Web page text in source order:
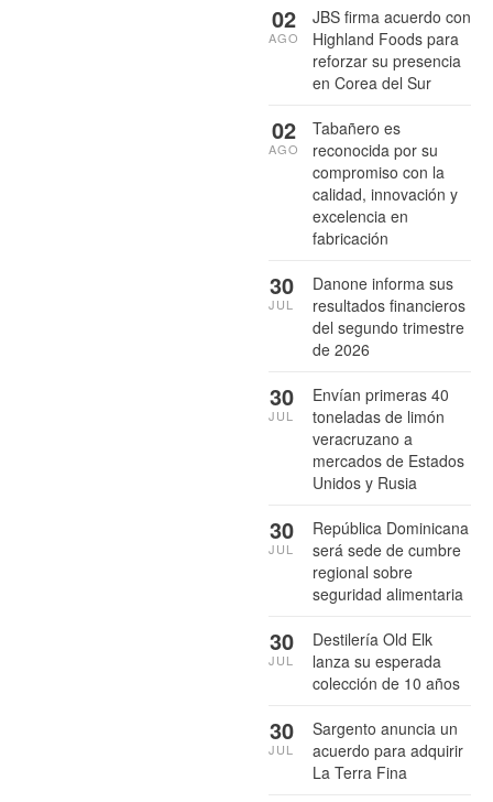
JBS firma acuerdo con
Highland Foods para
reforzar su presencia
en Corea del Sur
02
AGO
Tabañero es
reconocida por su
compromiso con la
calidad, innovación y
excelencia en
fabricación
02
AGO
Danone informa sus
resultados financieros
del segundo trimestre
de 2026
30
JUL
Envían primeras 40
toneladas de limón
veracruzano a
mercados de Estados
Unidos y Rusia
30
JUL
República Dominicana
será sede de cumbre
regional sobre
seguridad alimentaria
30
JUL
Destilería Old Elk
lanza su esperada
colección de 10 años
30
JUL
Sargento anuncia un
acuerdo para adquirir
La Terra Fina
30
JUL